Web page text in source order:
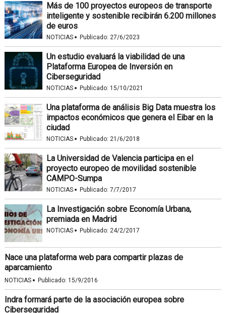
Más de 100 proyectos europeos de transporte
inteligente y sostenible recibirán 6.200 millones
de euros
NOTICIAS · Publicado: 27/6/2023
Un estudio evaluará la viabilidad de una
Plataforma Europea de Inversión en
Ciberseguridad
NOTICIAS · Publicado: 15/10/2021
Una plataforma de análisis Big Data muestra los
impactos económicos que genera el Eibar en la
ciudad
NOTICIAS · Publicado: 21/6/2018
La Universidad de Valencia participa en el
proyecto europeo de movilidad sostenible
CAMPO-Sumpa
NOTICIAS · Publicado: 7/7/2017
La Investigación sobre Economía Urbana,
premiada en Madrid
NOTICIAS · Publicado: 24/2/2017
Nace una plataforma web para compartir plazas de
aparcamiento
NOTICIAS · Publicado: 15/9/2016
Indra formará parte de la asociación europea sobre
Ciberseguridad